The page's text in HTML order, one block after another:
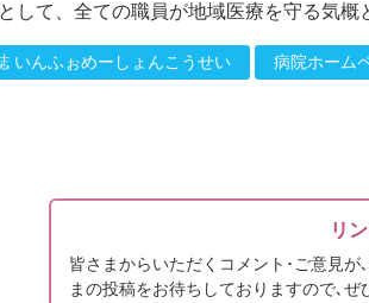
として、全ての職員が地域医療を守る気
いんふぉめーしょんこうせい 病院ホーム
リ
皆さまからいただくコメント･ご意見
まの投稿をお待ちしておりますので､